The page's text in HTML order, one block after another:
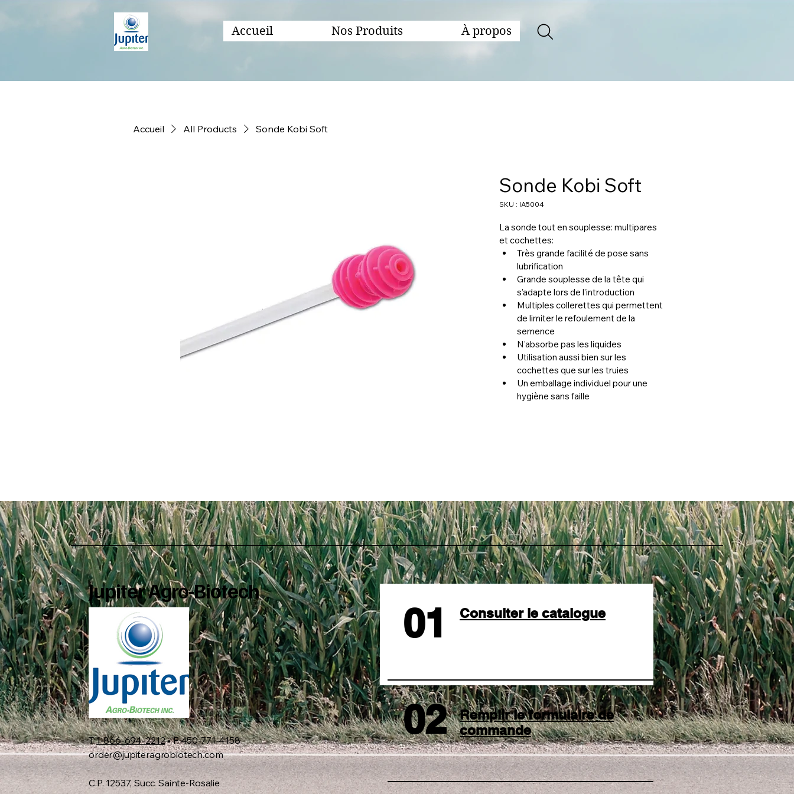
Accueil Nos Produits À propos
Accueil All Products Sonde Kobi Soft
Sonde Kobi Soft
SKU : IA5004
La sonde tout en souplesse: multipares
et cochettes:
Très grande facilité de pose sans
lubrification
Grande souplesse de la tête qui
s’adapte lors de l’introduction
Multiples collerettes qui permettent
de limiter le refoulement de la
semence
N’absorbe pas les liquides
Utilisation aussi bien sur les
cochettes que sur les truies
Un emballage individuel pour une
hygiène sans faille
Jupiter Agro-Biotech
T1-866-694-2212• F 450-771-4158
order@jupiteragrobiotech.com
C.P. 12537, Succ. Sainte-Rosalie
01 Consulter le catalogue
02
Remplir le formulaire de
commande